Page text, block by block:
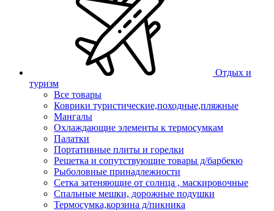
Отдых и
туризм
Все товары
Коврики туристические,походные,пляжные
Мангалы
Охлаждающие элементы к термосумкам
Палатки
Портативные плиты и горелки
Решетка и сопутствующие товары д/барбекю
Рыболовные принадлежности
Сетка затеняющие от солнца , маскировочные
Спальные мешки, дорожные подушки
Термосумка,корзина д/пикника